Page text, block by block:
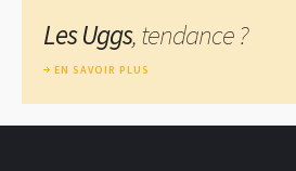
Les Uggs, tendance ?
EN SAVOIR PLUS